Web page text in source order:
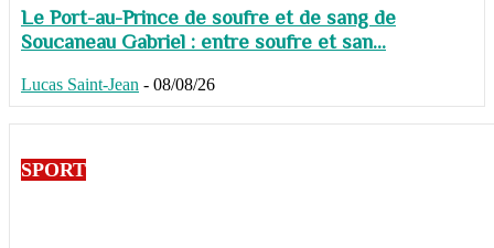
Le Port-au-Prince de soufre et de sang de
Soucaneau Gabriel : entre soufre et san...
Lucas Saint-Jean - 08/08/26
SPORT